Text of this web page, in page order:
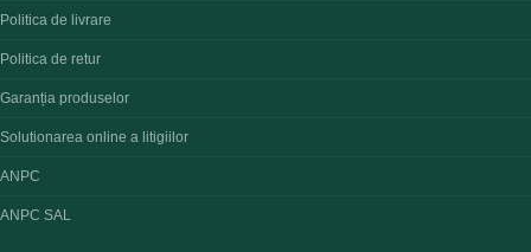
Politica de livrare
Politica de retur
Garanția produselor
Solutionarea online a litigiilor
ANPC
ANPC SAL